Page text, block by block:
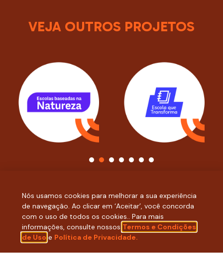
VEJA OUTROS PROJETOS
ACOMPANHE NOSSAS REDES
SOCIAIS:
Nós usamos cookies para melhorar a sua experiência
de navegação. Ao clicar em ‘Aceitar’, você concorda
com o uso de todos os cookies.. Para mais
informações, consulte nossos Termos e Condições
de Uso e Política de Privacidade.